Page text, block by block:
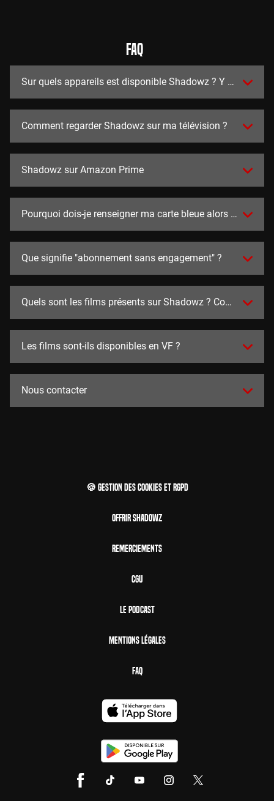
FAQ
Sur quels appareils est disponible Shadowz ? Y a t-il des
Comment regarder Shadowz sur ma télévision ?
Shadowz sur Amazon Prime
Pourquoi dois-je renseigner ma carte bleue alors que
Que signifie "abonnement sans engagement" ?
Quels sont les films présents sur Shadowz ? Combien y en
Les films sont-ils disponibles en VF ?
Nous contacter
🍪 Gestion des cookies et RGPD
Offrir Shadowz
Remerciements
CGU
Le Podcast
Mentions Légales
FAQ